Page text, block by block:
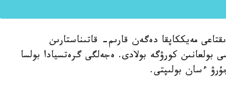
مەيككاپقا دەگەن قارىم- قاتىناستارىن
كورۋگە بولادى. ەجەلگى گرەتسيادا بولسا
ءسان بولىپتى.